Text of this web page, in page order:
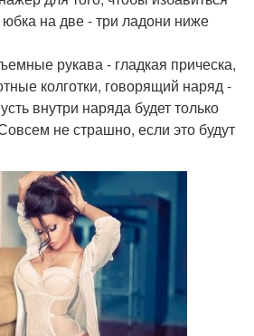
на две - три ладони ниже
рукава - гладкая прическа,
колготки, говорящий наряд -
внутри наряда будет только
не страшно, если это будут